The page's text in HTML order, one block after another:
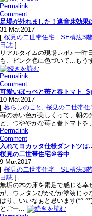
Permalink
Comment
足場が外れました！遮音床効果
31 Mar.2017
[ 桜見の二世帯住宅＿SE構法3
日誌 ]
リアルタイムの現場レポ♪ 一昨
も、ピンク色に色づいて...もう
Permalink
Comment
可愛いほっぺと苺と春トマト
10 Mar.2017
[ 暮らしのこと , 桜見の二世帯住
苺の赤い色が美しくって、朝
と、つややかな苺と春トマトを
Permalink
Comment
入れてヨカッタ仕様ダントツ
桜見の二世帯住宅＠谷中
9 Mar.2017
[ 桜見の二世帯住宅＿SE構法3
日誌 ]
無垢の木の床を素足で感じる幸
が、ウレタンぴかぴか塗装じゃ
ぱり、いいなぁと思います(*^-
とご一...